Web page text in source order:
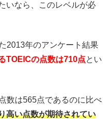
いなら、このレベルが必
2013年のアンケート結果
TOEICの点数は710点とい
数は565点であるのに比べ
高い点数が期待されてい